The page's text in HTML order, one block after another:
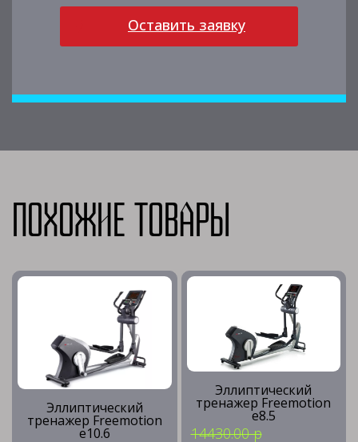
Оставить заявку
Похожие товары
Эллиптический
тренажер Freemotion
e10.6
Эллиптический
тренажер Freemotion
e8.5
14430.00 р